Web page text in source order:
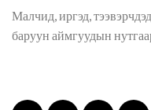
Малчид, иргэд,
баруун аймгуудын